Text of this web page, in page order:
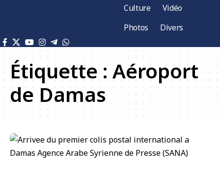
Culture
Vidéo
Photos
Divers
Étiquette : Aéroport
de Damas